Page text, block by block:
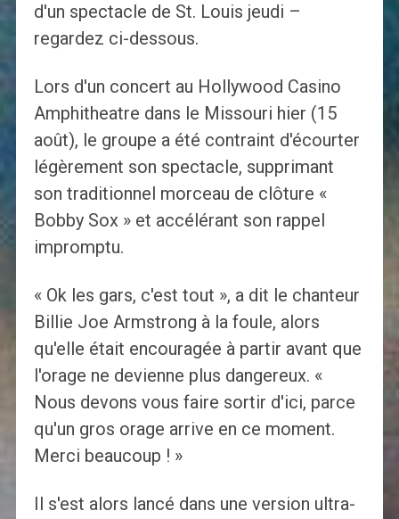
d'un spectacle de St. Louis jeudi –
regardez ci-dessous.
Lors d'un concert au Hollywood Casino
Amphitheatre dans le Missouri hier (15
août), le groupe a été contraint d'écourter
légèrement son spectacle, supprimant
son traditionnel morceau de clôture «
Bobby Sox » et accélérant son rappel
impromptu.
« Ok les gars, c'est tout », a dit le chanteur
Billie Joe Armstrong à la foule, alors
qu'elle était encouragée à partir avant que
l'orage ne devienne plus dangereux. «
Nous devons vous faire sortir d'ici, parce
qu'un gros orage arrive en ce moment.
Merci beaucoup ! »
Il s'est alors lancé dans une version ultra-